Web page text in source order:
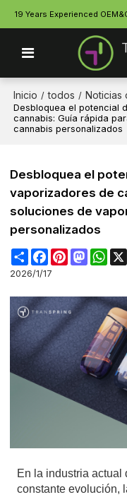
19 Years Experienced
Inicio / todos / Noticias
Desbloquea el potencial
cannabis: Guía rápida
cannabis personalizados
Desbloquea el
vaporizadores de
soluciones de
personalizados
ShareFacebookPinterestMastodon
2026/1/17
En la industria actual
constante evolución,